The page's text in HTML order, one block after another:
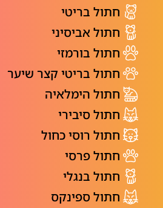
חתול בריטי
חתול אביסיני
חתול בורמזי
חתול בריטי קצר שיער
חתול הימלאיה
חתול סיבירי
חתול רוסי כחול
חתול פרסי
חתול בנגלי
חתול ספינקס